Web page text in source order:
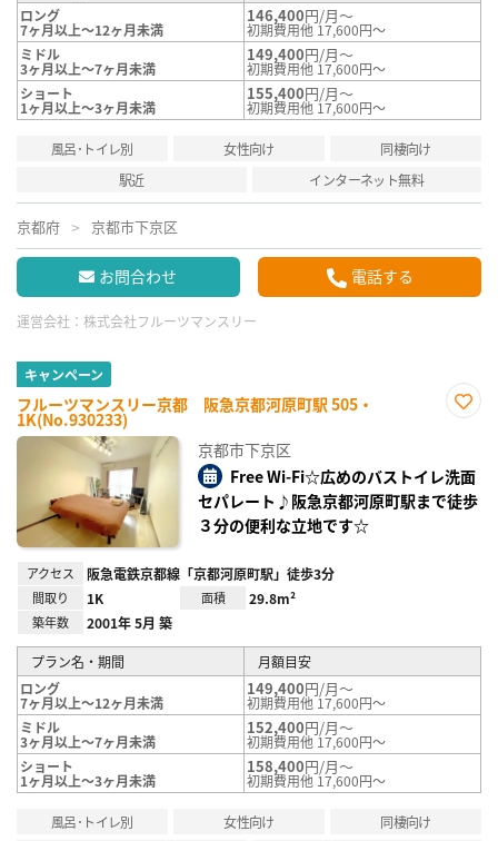
ロング
7ヶ月以上～12ヶ月未満
146,400円/月～
初期費用他 17,600円～
ミドル
3ヶ月以上～7ヶ月未満
149,400円/月～
初期費用他 17,600円～
ショート
1ヶ月以上～3ヶ月未満
155,400円/月～
初期費用他 17,600円～
風呂･トイレ別 女性向け
同棲向け
駅近
インターネット無料
京都府 京都市下京区
お問合わせ 電話する
運営会社： 株式会社フルーツマンスリー
キャンペーン
フルーツマンスリー京都 阪急京都河原町駅 505・
1K(No.930233)
録
京都市下京区
Free Wi-Fi☆広めのバストイレ洗面
セパレート♪阪急京都河原町駅まで徒歩
３分の便利な立地です☆
アクセス 阪急電鉄京都線「京都河原町駅」徒歩3分
間取り 1K 面積 29.8m²
築年数 2001年 5月 築
プラン名・期間
月額目安
ロング
7ヶ月以上～12ヶ月未満
149,400円/月～
初期費用他 17,600円～
ミドル
3ヶ月以上～7ヶ月未満
152,400円/月～
初期費用他 17,600円～
ショート
1ヶ月以上～3ヶ月未満
158,400円/月～
初期費用他 17,600円～
風呂･トイレ別 女性向け
同棲向け